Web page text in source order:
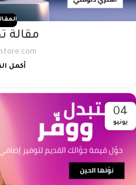
مقالة
أكمل
04
يونيو